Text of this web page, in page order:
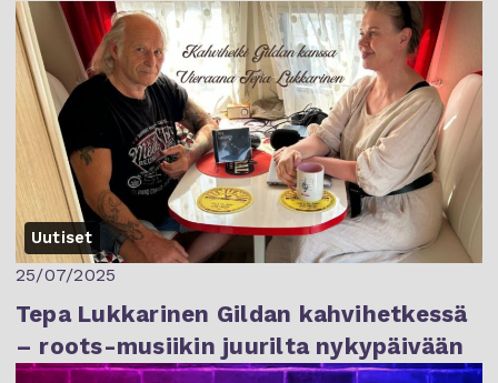
Uutiset
25/07/2025
Tepa Lukkarinen Gildan kahvihetkessä
– roots-musiikin juurilta nykypäivään